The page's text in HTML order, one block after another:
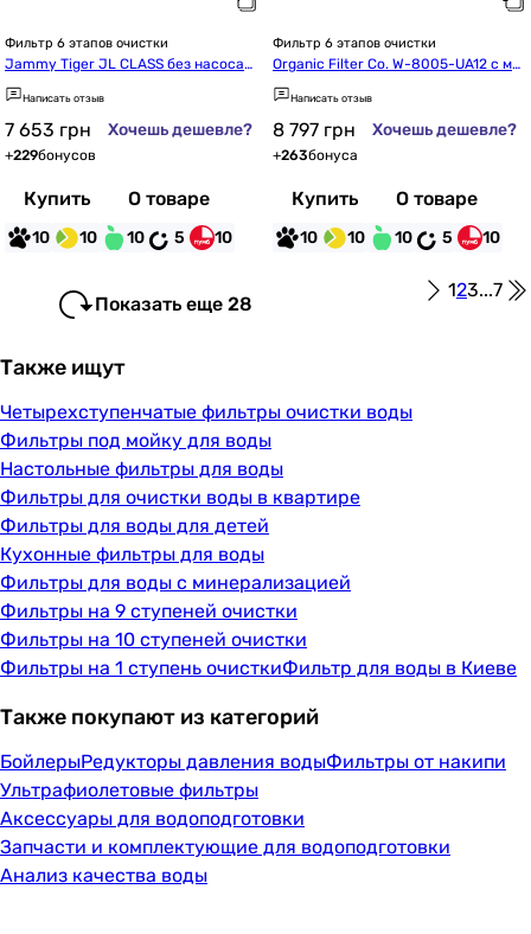
Фильтр 6 этапов очистки
Jammy Tiger JL CLASS без насоса
(70903542)
Написать отзыв
7 653 грн Хочешь дешевле?
+229бонусов
Купить О товаре
10 10 10 5 10
Фильтр 6 этапов очистки
Organic Filter Co. W-8005-UA12 с ми
нерализатором
Написать отзыв
8 797 грн Хочешь дешевле?
+263бонуса
Купить О товаре
10 10 10 5 10
Показать еще 28
123...7
Также ищут
Четырехступенчатые фильтры очистки воды
Фильтры под мойку для воды
Настольные фильтры для воды
Фильтры для очистки воды в квартире
Фильтры для воды для детей
Кухонные фильтры для воды
Фильтры для воды с минерализацией
Фильтры на 9 ступеней очистки
Фильтры на 10 ступеней очистки
Фильтры на 1 ступень очисткиФильтр для воды в Киеве
Также покупают из категорий
БойлерыРедукторы давления водыФильтры от накипи
Ультрафиолетовые фильтры
Аксессуары для водоподготовки
Запчасти и комплектующие для водоподготовки
Анализ качества воды